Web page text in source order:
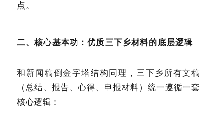
点。
二、核心基本功：优质三下乡材料的底层逻辑
和新闻稿倒金字塔结构同理，三下乡所有文稿
（总结、报告、心得、申报材料）统一遵循一套
核心逻辑：